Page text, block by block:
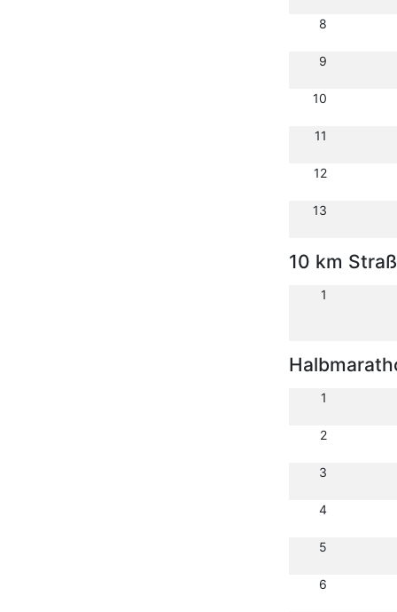
8
9
10
11
12
13
10 km
1
1
2
3
4
5
6